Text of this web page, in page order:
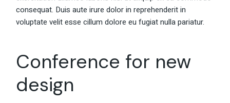
consequat. Duis aute irure dolor in reprehenderit in
voluptate velit esse cillum dolore eu fugiat nulla pariatur.
Conference for new
design